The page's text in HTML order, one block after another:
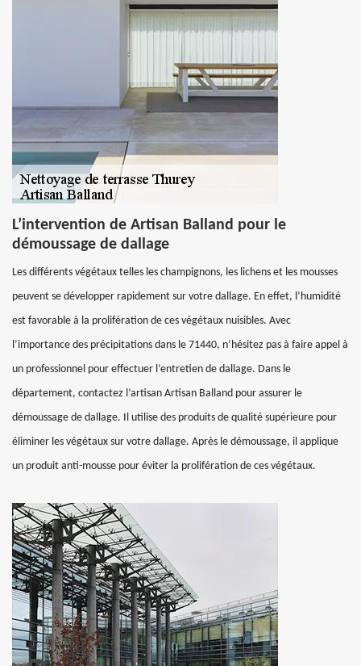
L’intervention de Artisan Balland pour le
démoussage de dallage
Les différents végétaux telles les champignons, les lichens et les mousses
peuvent se développer rapidement sur votre dallage. En effet, l’humidité
est favorable à la prolifération de ces végétaux nuisibles. Avec
l’importance des précipitations dans le 71440, n’hésitez pas à faire appel à
un professionnel pour effectuer l’entretien de dallage. Dans le
département, contactez l’artisan Artisan Balland pour assurer le
démoussage de dallage. Il utilise des produits de qualité supérieure pour
éliminer les végétaux sur votre dallage. Après le démoussage, il applique
un produit anti-mousse pour éviter la prolifération de ces végétaux.